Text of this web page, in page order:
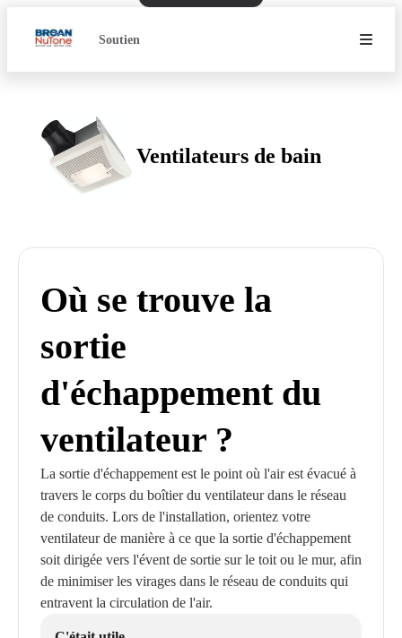
Soutien
Ventilateurs de bain
Où se trouve la
sortie
d'échappement du
ventilateur ?
La sortie d'échappement est le point où l'air est évacué à
travers le corps du boîtier du ventilateur dans le réseau
de conduits. Lors de l'installation, orientez votre
ventilateur de manière à ce que la sortie d'échappement
soit dirigée vers l'évent de sortie sur le toit ou le mur, afin
de minimiser les virages dans le réseau de conduits qui
entravent la circulation de l'air.